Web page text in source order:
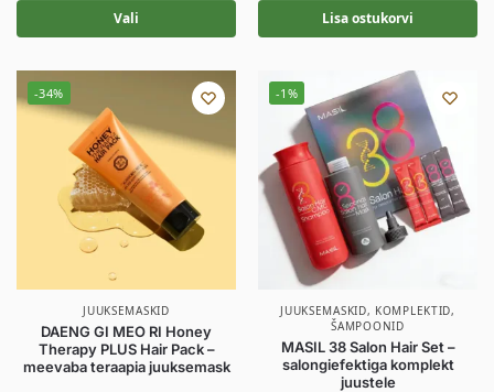
Vali Lisa ostukorvi
-34%
JUUKSEMASKID
DAENG GI MEO RI Honey
Therapy PLUS Hair Pack –
meevaba teraapia juuksemask
-1%
JUUKSEMASKID, KOMPLEKTID,
ŠAMPOONID
MASIL 38 Salon Hair Set –
salongiefektiga komplekt
juustele